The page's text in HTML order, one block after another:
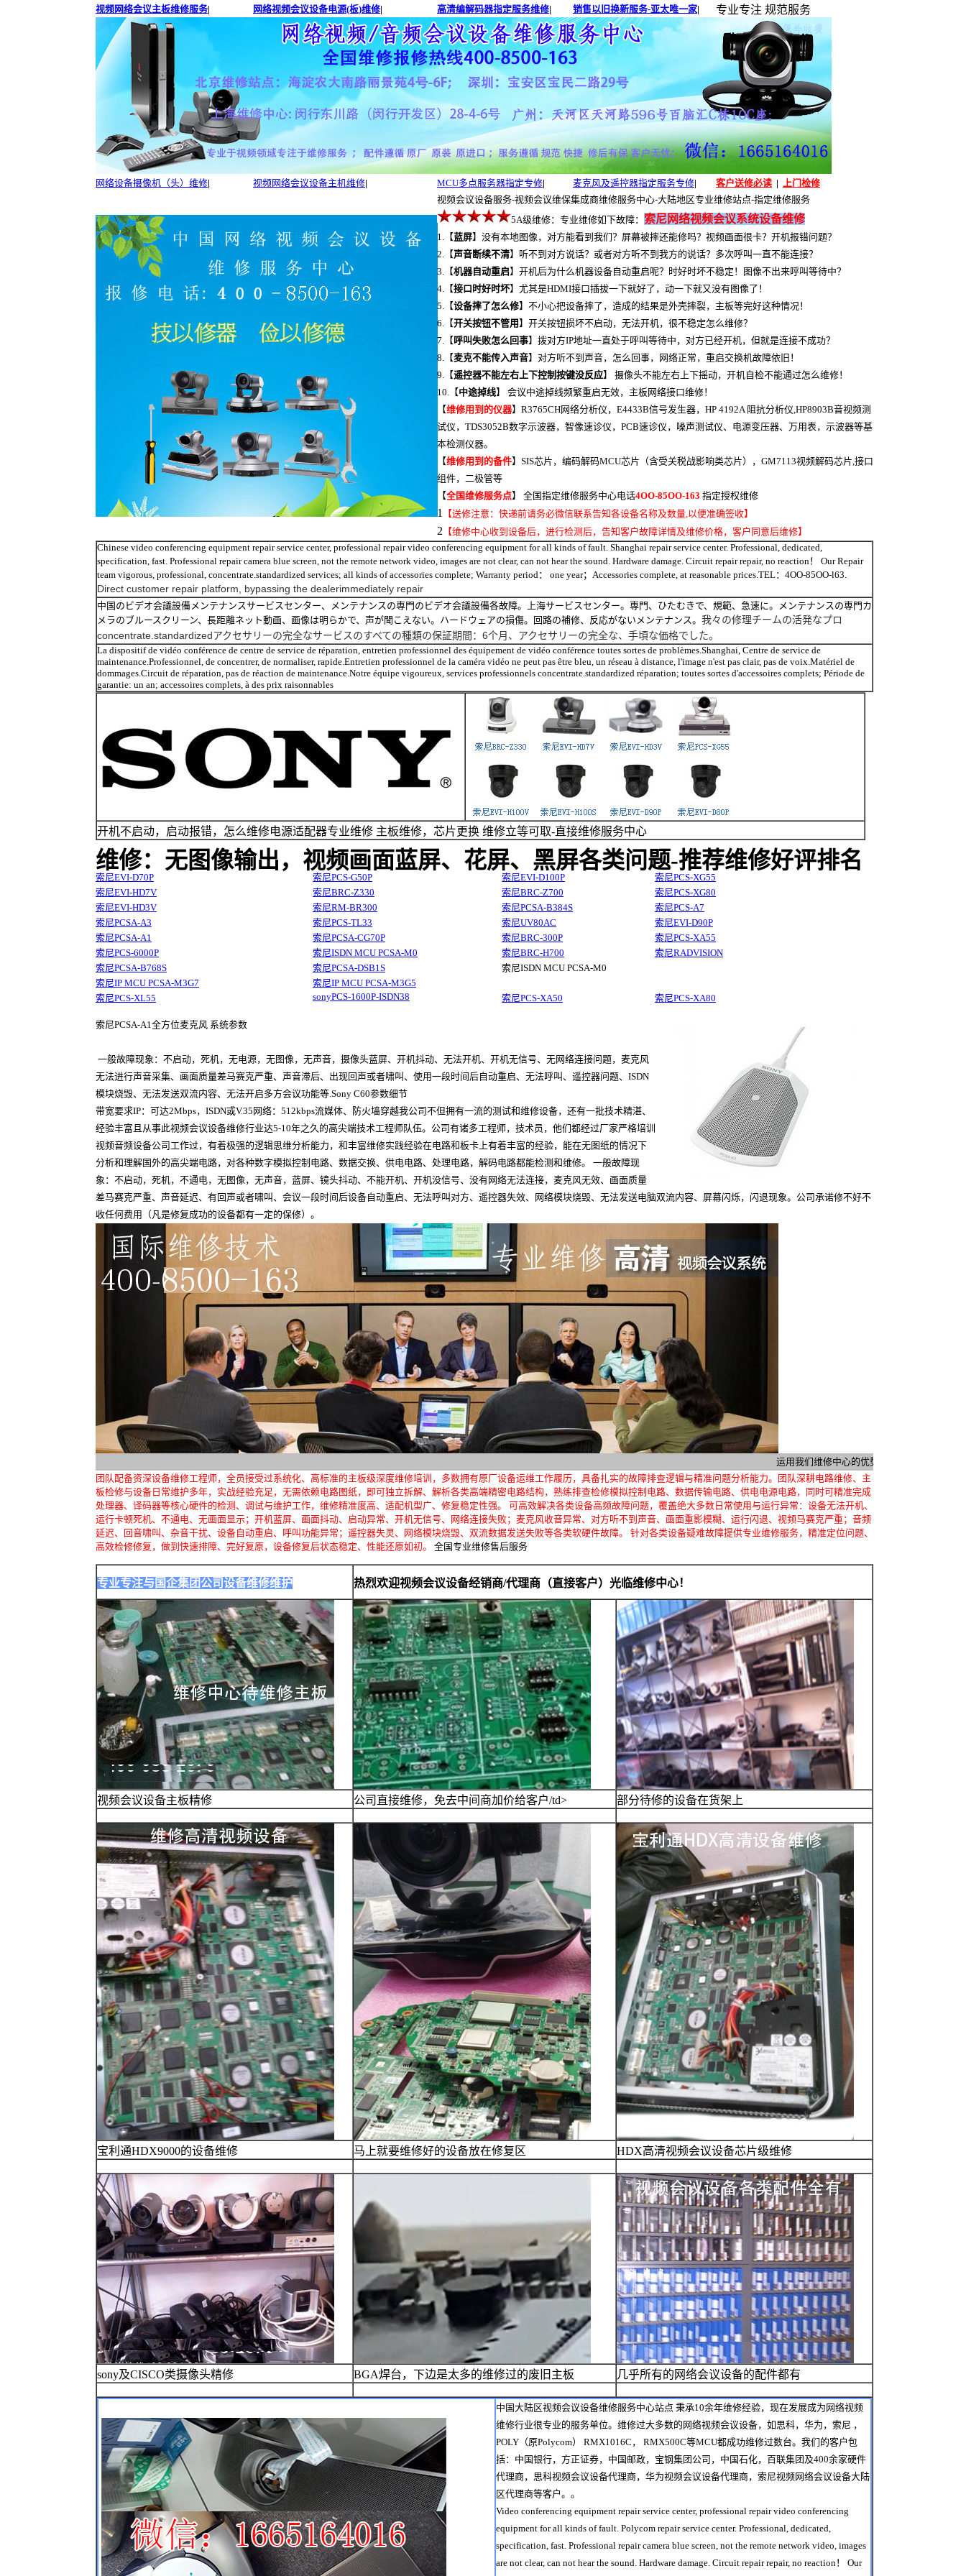
视频网络会议主板维修服务| 网络视频会议设备电源(板)维修| 高清编解码器指定服务维修| 销售以旧换新服务-亚太唯一家| 专业专注 规范服务
网络设备摄像机（头）维修| 视频网络会议设备主机维修| MCU多点服务器指定专修| 麦克风及遥控器指定服务专修| 客户送修必读 | 上门检修
视频会议设备服务-视频会议维保集成商维修服务中心-大陆地区专业维修站点-指定维修服务
5A级维修：专业维修如下故障： 索尼网络视频会议系统设备维修
1.【蓝屏】没有本地图像，对方能看到我们？屏幕被摔还能修吗？视频画面很卡？开机报错问题？
2.【声音断续不清】听不到对方说话？或者对方听不到我方的说话？多次呼叫一直不能连接？
3.【机器自动重启】开机后为什么机器设备自动重启呢？时好时坏不稳定！图像不出来呼叫等待中？
4.【接口时好时坏】尤其是HDMI接口插拔一下就好了，动一下就又没有图像了！
5.【设备摔了怎么修】不小心把设备摔了，造成的结果是外壳摔裂，主板等完好这种情况！
6.【开关按钮不管用 】开关按钮损坏不启动，无法开机，很不稳定怎么维修？
7.【呼叫失败怎么回事】拨对方IP地址一直处于呼叫等待中，对方已经开机，但就是连接不成功？
8.【麦克不能传入声音】对方听不到声音，怎么回事，网络正常，重启交换机故障依旧！
9.【遥控器不能左右上下控制按键没反应】 摄像头不能左右上下摇动，开机自检不能通过怎么维修！
10.【中途掉线】 会议中途掉线频繁重启无效，主板网络接口维修！
【维修用到的仪器】R3765CH网络分析仪，E4433B信号发生器，HP 4192A 阻抗分析仪,HP8903B音视频测
试仪，TDS3052B数字示波器，智像速诊仪，PCB速诊仪，噪声测试仪、电源变压器、万用表，示波器等基
本检测仪器。
【维修用到的备件】SIS芯片，编码解码MCU芯片（含受关税战影响类芯片），GM7113视频解码芯片,接口
组件，二极管等
【全国维修服务点】 全国指定维修服务中心电话4OO-85OO-163 指定授权维修
1 【送修注意：快递前请务必微信联系告知各设备名称及数量,以便准确签收】
2 【维修中心收到设备后，进行检测后，告知客户故障详情及维修价格，客户同意后维修】
Chinese video conferencing equipment repair service center, professional repair video conferencing equipment for all kinds of fault. Shanghai repair service center. Professional, dedicated,
specification, fast. Professional repair camera blue screen, not the remote network video, images are not clear, can not hear the sound. Hardware damage. Circuit repair repair, no reaction！ Our Repair
team vigorous, professional, concentrate.standardized services; all kinds of accessories complete; Warranty period： one year；Accessories complete, at reasonable prices.TEL：4OO-85OO-l63.
Direct customer repair platform bypassing the dealerimmediately repair
中国のビデオ会議設備メンテナンスサービスセンター、メンテナンスの専門のビデオ会議設備各故障。上海サービスセンター。専門、ひたむきで、規範、急速に。メンテナンスの専門カ
メラのブルースクリーン、長距離ネット動画、画像は明らかで、声が聞こえない。ハードウェアの損傷。回路の補修、反応がないメンテナンス。 我々の修理チームの活発なプロ
concentrate.standardizedアクセサリーの完全なサービスのすべての種類の保証期間 ： 6个月、 アクセサリーの完全な、 手頃な価格で した。
La dispositif de vidéo conférence de centre de service de réparation, entretien professionnel des équipement de vidéo conférence toutes sortes de problèmes.Shanghai, Centre de service de
maintenance.Professionnel, de concentrer, de normaliser, rapide.Entretien professionnel de la caméra vidéo ne peut pas être bleu, un réseau à distance, l'image n'est pas clair, pas de voix.Matériel de
dommages.Circuit de réparation, pas de réaction de maintenance.Notre équipe vigoureux, services professionnels concentrate.standardized réparation; toutes sortes d'accessoires complets; Période de
garantie: un an; accessoires complets, à des prix raisonnables
开机不启动，启动报错，怎么维修电源适配器专业维修 主板维修，芯片更换 维修立等可取-直接维修服务中心
维修：无图像输出，视频画面蓝屏、花屏、黑屏各类问题-推荐维修好评排名
索尼EVI-D70P 索尼PCS-G50P 索尼EVI-D100P
索尼PCS-XG55
索尼EVI-HD7V
索尼BRC-Z330 索尼BRC-Z700
索尼PCS-XG80
索尼EVI-HD3V
索尼RM-BR300 索尼PCSA-B384S
索尼PCS-A7
索尼PCSA-A3
索尼PCS-TL33 索尼UV80AC
索尼EVI-D90P
索尼PCSA-A1
索尼PCSA-CG70P 索尼BRC-300P
索尼PCS-XA55
索尼PCS-6000P
索尼ISDN MCU PCSA-M0 索尼BRC-H700
索尼RADVISION
索尼PCSA-B768S
索尼PCSA-DSB1S
索尼ISDN MCU PCSA-M0
索尼IP MCU PCSA-M3G7
索尼IP MCU PCSA-M3G5
索尼PCS-XL55
sonyPCS-1600P-ISDN38 索尼PCS-XA50 索尼PCS-XA80
索尼PCSA-A1全方位麦克风 系统参数
一般故障现象：不启动，死机，无电源，无图像，无声音，摄像头蓝屏、开机抖动、无法开机、开机无信号、无网络连接问题，麦克风
无法进行声音采集、画面质量差马赛克严重、声音滞后、出现回声或者啸叫、使用一段时间后自动重启、无法呼叫、遥控器问题、ISDN
模块烧毁、无法发送双流内容、无法开启多方会议功能等.Sony C60参数细节
带宽要求IP：可达2Mbps，ISDN或V.35网络：512kbps流媒体、防火墙穿越我公司不但拥有一流的测试和维修设备，还有一批技术精湛、
经验丰富且从事此视频会议设备维修行业达5-10年之久的高尖端技术工程师队伍。公司有诸多工程师，技术员，他们都经过厂家严格培训
视频音频设备公司工作过，有着极强的逻辑思维分析能力，和丰富维修实践经验在电路和板卡上有着丰富的经验，能在无图纸的情况下
分析和理解国外的高尖端电路，对各种数字模拟控制电路、数据交换、供电电路、处理电路，解码电路都能检测和维修。 一般故障现
象：不启动，死机，不通电，无图像，无声音，蓝屏、镜头抖动、不能开机、开机没信号、没有网络无法连接，麦克风无效、画面质量
差马赛克严重、声音延迟、有回声或者啸叫、会议一段时间后设备自动重启、无法呼叫对方、遥控器失效、网络模块烧毁、无法发送电脑双流内容、屏幕闪烁，闪退现象。公司承诺修不好不
收任何费用（凡是修复成功的设备都有一定的保修）。
运用我们维修中心的优势。现在全国区域的客户
团队配备资深设备维修工程师，全员接受过系统化、高标准的主板级深度维修培训，多数拥有原厂设备运维工作履历，具备扎实的故障排查逻辑与精准问题分析能力。团队深耕电路维修、主
板检修与设备日常维护多年，实战经验充足，无需依赖电路图纸，即可独立拆解、解析各类高端精密电路结构，熟练排查检修模拟控制电路、数据传输电路、供电电源电路，同时可精准完成
处理器、译码器等核心硬件的检测、调试与维护工作，维修精准度高、适配机型广、修复稳定性强。 可高效解决各类设备高频故障问题，覆盖绝大多数日常使用与运行异常：设备无法开机、
运行卡顿死机、不通电、无画面显示；开机蓝屏、画面抖动、启动异常、开机无信号、网络连接失败；麦克风收音异常、对方听不到声音、画面重影模糊、运行闪退、视频马赛克严重；音频
延迟、回音啸叫、杂音干扰、设备自动重启、呼叫功能异常；遥控器失灵、网络模块烧毁、双流数据发送失败等各类软硬件故障。 针对各类设备疑难故障提供专业维修服务，精准定位问题、
高效检修修复，做到快速排障、完好复原，设备修复后状态稳定、性能还原如初。 全国专业维修售后服务
专业专注与国企集团公司设备维修维护 热烈欢迎视频会议设备经销商/代理商（直接客户）光临维修中心！
视频会议设备主板精修 公司直接维修，免去中间商加价给客户/td> 部分待修的设备在货架上
宝利通HDX9000的设备维修 马上就要维修好的设备放在修复区 HDX高清视频会议设备芯片级维修
sony及CISCO类摄像头精修 BGA焊台，下边是太多的维修过的废旧主板 几乎所有的网络会议设备的配件都有
中国大陆区视频会议设备维修服务中心站点 秉承10余年维修经验，现在发展成为网络视频
维修行业很专业的服务单位。维修过大多数的网络视频会议设备，如思科，华为，索尼 ，
POLY（原Polycom） RMX1016C， RMX500C等MCU都成功维修过数台。我们的客户包
括：中国银行，方正证券，中国邮政，宝钢集团公司，中国石化，百联集团及400余家硬件
代理商，思科视频会议设备代理商，华为视频会议设备代理商，索尼视频网络会议设备大陆
区代理商等客户。。
Video conferencing equipment repair service center, professional repair video conferencing
equipment for all kinds of fault. Polycom repair service center. Professional, dedicated,
specification, fast. Professional repair camera blue screen, not the remote network video, images
are not clear, can not hear the sound. Hardware damage. Circuit repair repair, no reaction！ Our